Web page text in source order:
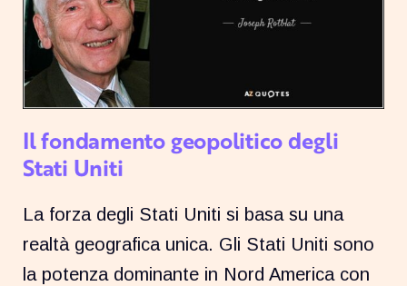
Il fondamento geopolitico degli
Stati Uniti
La forza degli Stati Uniti si basa su una
realtà geografica unica. Gli Stati Uniti sono
la potenza dominante in Nord America con